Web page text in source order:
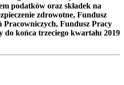
podatków oraz składek na
zdrowotne, Fundusz
Pracowniczych, Fundusz Pracy
końca trzeciego kwartału 2019